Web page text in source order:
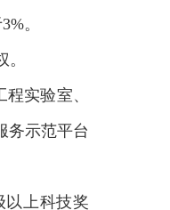
。
实验室、
务示范平台
以上科技奖